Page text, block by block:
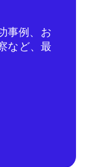
事例、お
など、最